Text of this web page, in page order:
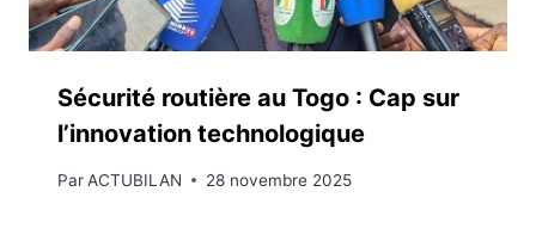
Sécurité routière au Togo : Cap sur
l’innovation technologique
ParACTUBILAN 28 novembre 2025